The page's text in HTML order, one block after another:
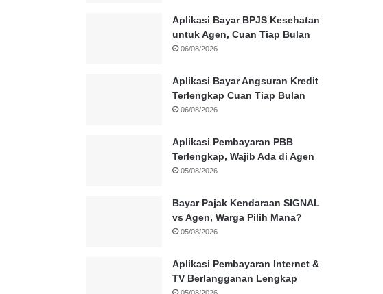
Aplikasi Bayar BPJS Kesehatan
untuk Agen, Cuan Tiap Bulan
06/08/2026
Aplikasi Bayar Angsuran Kredit
Terlengkap Cuan Tiap Bulan
06/08/2026
Aplikasi Pembayaran PBB
Terlengkap, Wajib Ada di Agen
05/08/2026
Bayar Pajak Kendaraan SIGNAL
vs Agen, Warga Pilih Mana?
05/08/2026
Aplikasi Pembayaran Internet &
TV Berlangganan Lengkap